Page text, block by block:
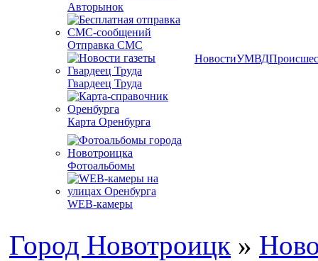
Авторынок
Отправка СМС
Гвардеец Труда
Карта Оренбурга
Фотоальбомы
WEB-камеры
НовостиУМВД
Город Новотроицк »